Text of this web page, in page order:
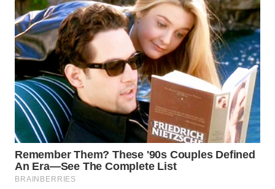
WN
PRIANGAN
TIMUR
WN
SEMARANG
WN
SOLO
WN